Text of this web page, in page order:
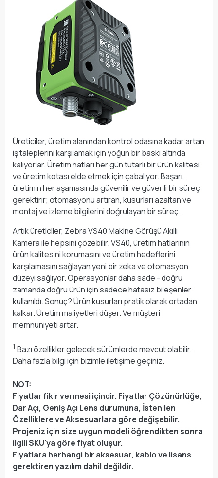
Üreticiler, üretim alanından kontrol odasına kadar artan
iş taleplerini karşılamak için yoğun bir baskı altında
kalıyorlar. Üretim hatları her gün tutarlı bir ürün kalitesi
ve üretim kotası elde etmek için çabalıyor. Başarı,
üretimin her aşamasında güvenilir ve güvenli bir süreç
gerektirir; otomasyonu artıran, kusurları azaltan ve
montaj ve izleme bilgilerini doğrulayan bir süreç.
Artık üreticiler, Zebra VS40 Makine Görüşü Akıllı
Kamera ile hepsini çözebilir. VS40, üretim hatlarının
ürün kalitesini korumasını ve üretim hedeflerini
karşılamasını sağlayan yeni bir zeka ve otomasyon
düzeyi sağlıyor. Operasyonlar daha sade - doğru
zamanda doğru ürün için sadece hatasız bileşenler
kullanıldı. Sonuç? Ürün kusurları pratik olarak ortadan
kalkar. Üretim maliyetleri düşer. Ve müşteri
memnuniyeti artar.
1 Bazı özellikler gelecek sürümlerde mevcut olabilir.
Daha fazla bilgi için bizimle iletişime geçiniz.
NOT:
Fiyatlar fikir vermesi içindir. Fiyatlar Çözünürlüğe,
Dar Açı, Geniş Açı Lens durumuna, İstenilen
Özelliklere ve Aksesuarlara göre değişebilir.
Projeniz için size uygun modeli öğrendikten sonra
ilgili SKU'ya göre fiyat oluşur.
Fiyatlara herhangi bir aksesuar, kablo ve lisans
gerektiren yazılım dahil değildir.